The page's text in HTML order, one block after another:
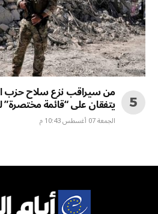
من سيراقب نزع سلاح حزب
يتفقان على “قائمة
الجمعة 07 أغسطس 10:43 م